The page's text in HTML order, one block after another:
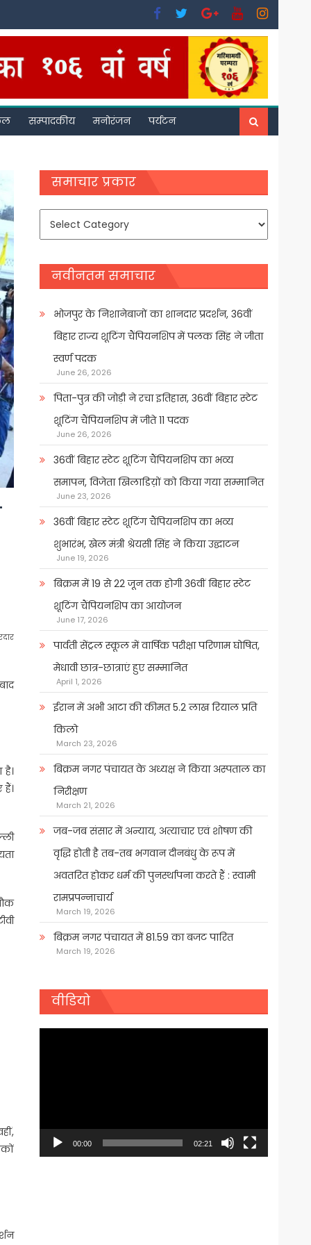
सम्पादकीय मनोरंजन पर्यटन
हैं।
समाचार प्रकार
समाचार
नवीनतम समाचार
भोजपुर के निशानेबाजों का शानदार प्रदर्शन, 36वीं
बिहार राज्य शूटिंग चैंपियनशिप में पलक सिंह ने जीता
स्वर्ण पदक
June 26, 2026
पिता-पुत्र की जोड़ी ने रचा इतिहास, 36वीं बिहार स्टेट
शूटिंग चैंपियनशिप में जीते 11 पदक
June 26, 2026
36वीं बिहार स्टेट शूटिंग चैंपियनशिप का भव्य
समापन, विजेता खिलाडिय़ों को किया गया सम्मानित
June 23, 2026
36वीं बिहार स्टेट शूटिंग चैंपियनशिप का भव्य
शुभारंभ, खेल मंत्री श्रेयसी सिंह ने किया उद्घाटन
June 19, 2026
बिक्रम में 19 से 22 जून तक होगी 36वीं बिहार स्टेट
शूटिंग चैंपियनशिप का आयोजन
June 17, 2026
पार्वती सेंट्रल स्कूल में वार्षिक परीक्षा परिणाम घोषित,
मेधावी छात्र-छात्राएं हुए सम्मानित
April 1, 2026
ईरान में अभी आटा की कीमत 5.2 लाख रियाल प्रति
किलो
March 23, 2026
बिक्रम नगर पंचायत के अध्यक्ष ने किया अस्पताल का
निरीक्षण
March 21, 2026
जब-जब संसार में अन्याय, अत्याचार एवं शोषण की
वृद्धि होती है तब-तब भगवान दीनबंधु के रूप में
अवतरित होकर धर्म की पुनर्स्थापना करते हैं : स्वामी
रामप्रपन्नाचार्य
March 19, 2026
बिक्रम नगर पंचायत में 81.59 का बजट पारित
March 19, 2026
वीडियो
00:00 02:21